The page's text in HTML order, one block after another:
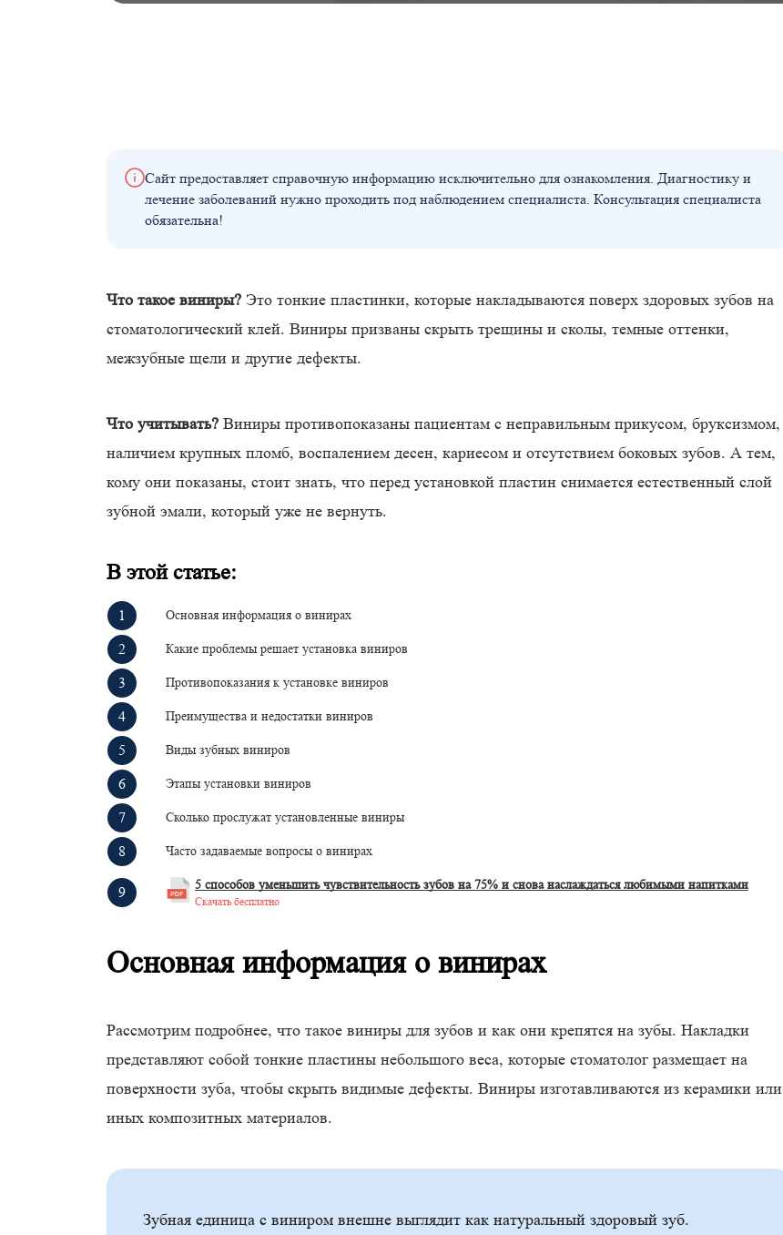
Сайт предоставляет справочную информацию исключительно для ознакомления. Диагностику и
лечение заболеваний нужно проходить под наблюдением специалиста. Консультация специалиста
обязательна!
Что такое виниры? Это тонкие пластинки, которые накладываются поверх здоровых зубов на
стоматологический клей. Виниры призваны скрыть трещины и сколы, темные оттенки,
межзубные щели и другие дефекты.
Что учитывать? Виниры противопоказаны пациентам с неправильным прикусом, бруксизмом,
наличием крупных пломб, воспалением десен, кариесом и отсутствием боковых зубов. А тем,
кому они показаны, стоит знать, что перед установкой пластин снимается естественный слой
зубной эмали, который уже не вернуть.
В этой статье:
Основная информация о винирах
Какие проблемы решает установка виниров
Противопоказания к установке виниров
Преимущества и недостатки виниров
Виды зубных виниров
Этапы установки виниров
Сколько прослужат установленные виниры
Часто задаваемые вопросы о винирах
5 способов уменьшить чувствительность зубов на 75% и снова наслаждаться любимыми напитками
Скачать бесплатно
Основная информация о винирах
Рассмотрим подробнее, что такое виниры для зубов и как они крепятся на зубы. Накладки
представляют собой тонкие пластины небольшого веса, которые стоматолог размещает на
поверхности зуба, чтобы скрыть видимые дефекты. Виниры изготавливаются из керамики или
иных композитных материалов.
Зубная единица с виниром внешне выглядит как натуральный здоровый зуб.